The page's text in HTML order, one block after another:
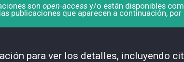
son open-access y/o están disponibles
publicaciones que aparecen a continuación,
para ver los detalles, incluyendo